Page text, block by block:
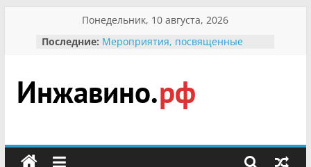
содержимому
Понедельник, 10 августа, 2026
Последние: Мероприятия, посвященные
гражданин Инжавинского округа»
участнице Великой
Отечественной, фронтовичке
Безопасность в сети Интернет
Инжавино.рф
сельский
портал